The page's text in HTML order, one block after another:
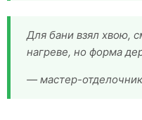
Для бани взял хвою,
нагреве, но форма
— мастер-